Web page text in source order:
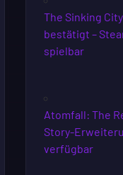
The Sinking
bestätigt –
spielbar
Atomfall: The
Story-
verfügbar